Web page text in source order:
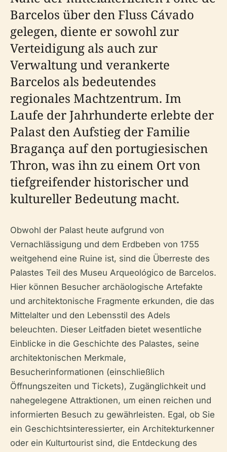
Barcelos über den Fluss Cávado
gelegen, diente er sowohl zur
Verteidigung als auch zur
Verwaltung und verankerte
Barcelos als bedeutendes
regionales Machtzentrum. Im
Laufe der Jahrhunderte erlebte der
Palast den Aufstieg der Familie
Bragança auf den portugiesischen
Thron, was ihn zu einem Ort von
tiefgreifender historischer und
kultureller Bedeutung macht.
Obwohl der Palast heute aufgrund von
Vernachlässigung und dem Erdbeben von 1755
weitgehend eine Ruine ist, sind die Überreste des
Palastes Teil des Museu Arqueológico de Barcelos.
Hier können Besucher archäologische Artefakte
und architektonische Fragmente erkunden, die das
Mittelalter und den Lebensstil des Adels
beleuchten. Dieser Leitfaden bietet wesentliche
Einblicke in die Geschichte des Palastes, seine
architektonischen Merkmale,
Besucherinformationen (einschließlich
Öffnungszeiten und Tickets), Zugänglichkeit und
nahegelegene Attraktionen, um einen reichen und
informierten Besuch zu gewährleisten. Egal, ob Sie
ein Geschichtsinteressierter, ein Architekturkenner
oder ein Kulturtourist sind, die Entdeckung des